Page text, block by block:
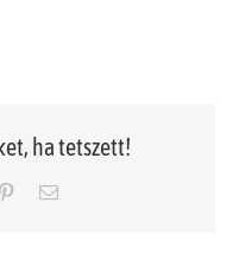
ha tetszett!
PinterestEmail